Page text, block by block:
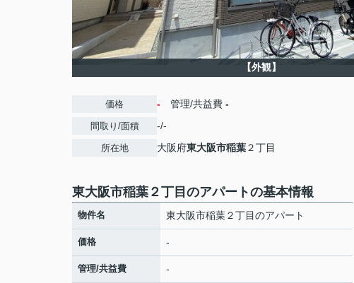
【外観】
価格 - 管理/共益費 -
間取り/面積 -/-
所在地 大阪府東大阪市稲葉２丁目
東大阪市稲葉２丁目のアパートの基本情報
物件名 東大阪市稲葉２丁目のアパート
価格 -
管理/共益費 -